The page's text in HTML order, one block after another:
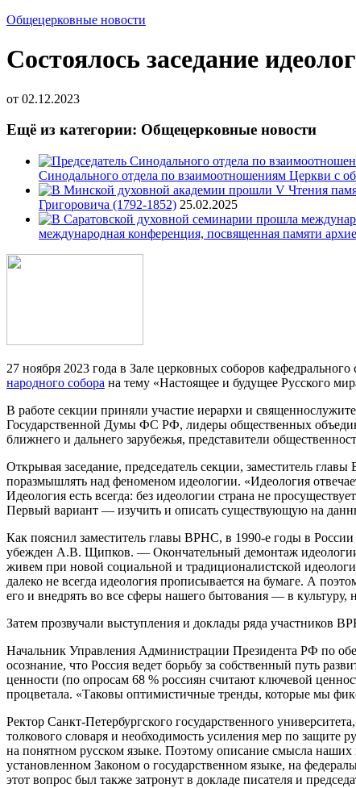
Общецерковные новости
Состоялось заседание
от 02.12.2023
Ещё из категории: Общецерковные новости
Синодального отдела по взаимоотношениям Церкви с
Григоровича (1792-1852) 25.02.2025
международная конференция, посвященная памяти
27 ноября 2023 года в Зале церковных соборов
народного собора на тему «Настоящее и будущее Русского
В работе секции приняли участие иерархи и
Государственной Думы ФС РФ, лидеры общественных
ближнего и дальнего зарубежья, представители
Открывая заседание, председатель секции, заместитель
поразмышлять над феноменом идеологии. «Идеология
Идеология есть всегда: без идеологии страна не
Первый вариант — изучить и описать существующую на
Как пояснил заместитель главы ВРНС, в 1990-е годы в
убежден А.В. Щипков. — Окончательный демонтаж
живем при новой социальной и традиционалистской
далеко не всегда идеология прописывается на бумаге. А
его и внедрять во все сферы нашего бытования — в
Затем прозвучали выступления и доклады ряда участников
Начальник Управления Администрации Президента РФ по
осознание, что Россия ведет борьбу за собственный путь
ценности (по опросам 68 % россиян считают ключевой
процветала. «Таковы оптимистичные тренды, которые мы
Ректор Санкт-Петербургского государственного
толкового словаря и необходимость усиления мер по защите
на понятном русском языке. Поэтому описание смысла наших
установленном Законом о государственном языке, на
этот вопрос был также затронут в докладе писателя и